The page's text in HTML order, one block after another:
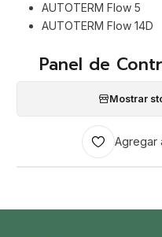
AUTOTERM Flow 5
AUTOTERM Flow 14D
Panel de
Mostrar
Agregar